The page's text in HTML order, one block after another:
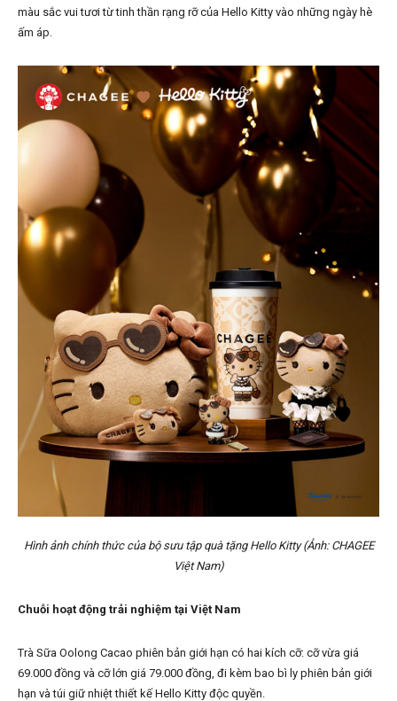
màu sắc vui tươi từ tinh thần rạng rỡ của Hello Kitty vào những ngày hè
ấm áp.
Hình ảnh chính thức của bộ sưu tập quà tặng Hello Kitty (Ảnh: CHAGEE
Việt Nam)
Chuỗi hoạt động trải nghiệm tại Việt Nam
Trà Sữa Oolong Cacao phiên bản giới hạn có hai kích cỡ: cỡ vừa giá
69.000 đồng và cỡ lớn giá 79.000 đồng, đi kèm bao bì ly phiên bản giới
hạn và túi giữ nhiệt thiết kế Hello Kitty độc quyền.